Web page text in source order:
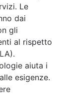
Le
dai
gli
al rispetto
aiuta i
esigenze.